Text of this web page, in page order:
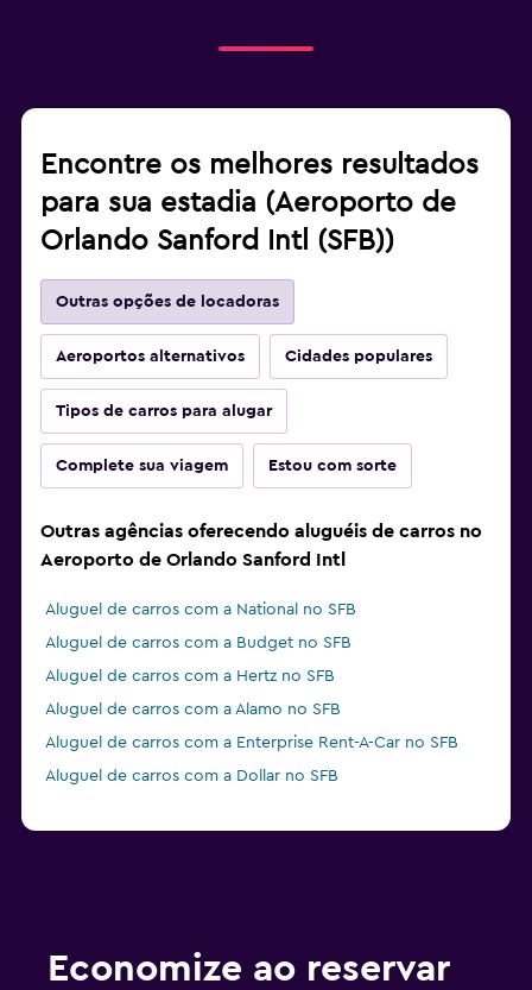
Encontre os melhores resultados
para sua estadia (Aeroporto de
Orlando Sanford Intl (SFB))
Outras opções de locadoras
Aeroportos alternativos Cidades populares
Tipos de carros para alugar
Complete sua viagem Estou com sorte
Outras agências oferecendo aluguéis de carros no
Aeroporto de Orlando Sanford Intl
Aluguel de carros com a National no SFB
Aluguel de carros com a Budget no SFB
Aluguel de carros com a Hertz no SFB
Aluguel de carros com a Alamo no SFB
Aluguel de carros com a Enterprise Rent-A-Car no SFB
Aluguel de carros com a Dollar no SFB
Economize ao reservar